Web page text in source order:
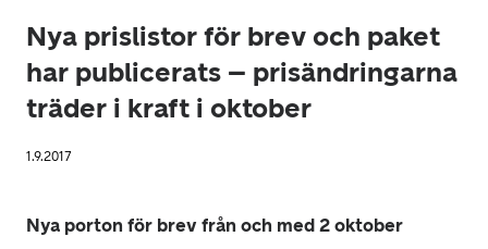
Nya prislistor för brev och paket
har publicerats – prisändringarna
träder i kraft i oktober
1.9.2017
Nya porton för brev från och med 2 oktober